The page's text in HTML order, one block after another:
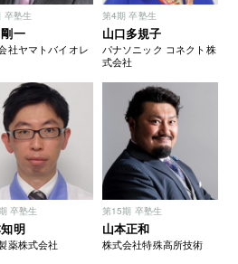
卒塾生
一
社ヤマトバイオレ
第4期 卒塾生
山口多規子
パナソニック コネクト株
式会社
卒塾生
明
薬株式会社
第15期 卒塾生
山本正和
株式会社特殊高所技術